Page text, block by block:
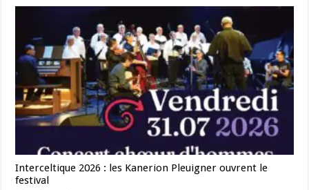
Interceltique 2026 : les Kanerion Pleuigner ouvrent le
festival